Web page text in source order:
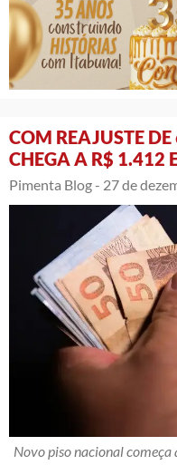
COM REAJUSTE
CHEGA A R$ 1.412
Pimenta Blog - 27 de
Novo piso nacional